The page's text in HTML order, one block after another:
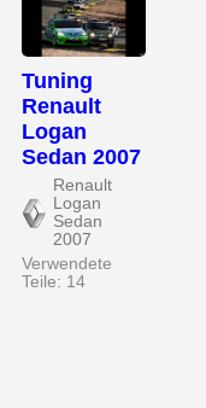
Tuning
Renault
Logan
Sedan 2007
Renault
Logan
Sedan
2007
Verwendete
Teile: 14